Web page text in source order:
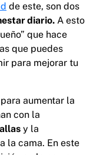
de este, son dos
diario. A esto
que hace
que puedes
para mejorar tu
aumentar la
con la
y la
la cama. En este